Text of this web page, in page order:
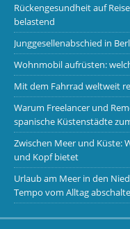
Rückengesundheit auf
belastend
Junggesellenabschied in
Wohnmobil aufrüsten:
Mit dem Fahrrad weltweit
Warum Freelancer und
spanische Küstenstädte
Zwischen Meer und Küste:
und Kopf bietet
Urlaub am Meer in den
Tempo vom Alltag